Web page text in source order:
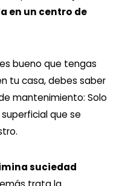
en un centro de
bueno que tengas
tu casa, debes saber
mantenimiento: Solo
que se
suciedad